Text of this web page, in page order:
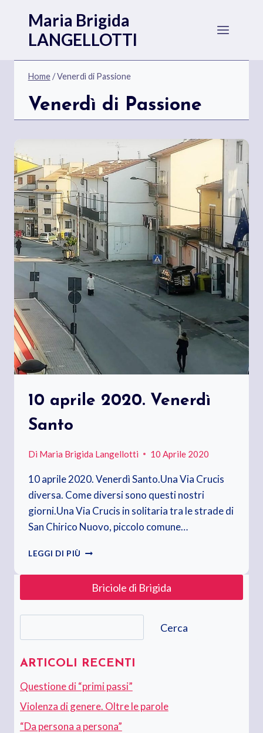
contenuto
Maria Brigida
LANGELLOTTI
Home/Venerdì di Passione
Venerdì di Passione
10 aprile 2020. Venerdì
Santo
Di Maria Brigida Langellotti 10 Aprile 2020
10 aprile 2020. Venerdì Santo.Una Via Crucis
diversa. Come diversi sono questi nostri
giorni.Una Via Crucis in solitaria tra le strade di
San Chirico Nuovo, piccolo comune…
LEGGI DI PIÙ 10
2020.
VENERDÌ
SANTO
Briciole di Brigida
Cerca
ARTICOLI RECENTI
Questione di “primi passi”
Violenza di genere. Oltre le parole
“Da persona a persona”